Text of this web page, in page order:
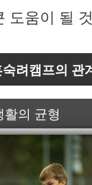
도움이 될
려캠프의 관
의 균형